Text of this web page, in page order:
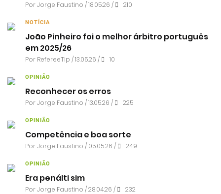
PorJorge Faustino / 18.05.26 / 210
NOTÍCIA
João Pinheiro foi o melhor árbitro português
em 2025/26
Por RefereeTip / 13.05.26 / 10
OPINIÃO
Reconhecer os erros
PorJorge Faustino / 13.05.26 / 225
OPINIÃO
Competência e boa sorte
PorJorge Faustino / 05.05.26 / 249
OPINIÃO
Era penálti sim
PorJorge Faustino / 28.04.26 / 232